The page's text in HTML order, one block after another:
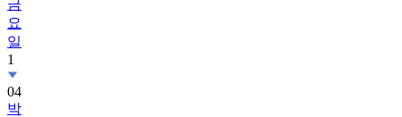
금
요
일
1
04
박